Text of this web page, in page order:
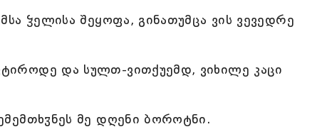
ჴელისა შეყოფა, გინათუმცა ვის ვევედრე
და სულთ-ვითქუემდ, ვიხილე კაცი
მე დღენი ბოროტნი.